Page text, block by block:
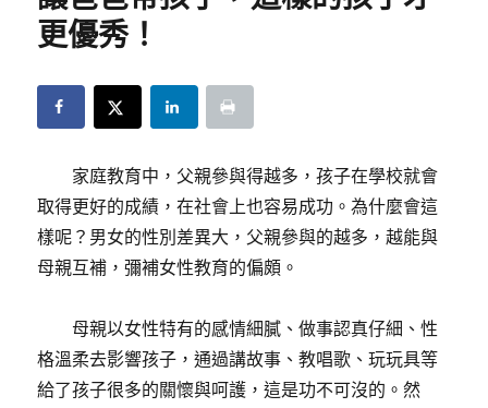
更優秀！
家庭教育中，父親參與得越多，孩子在學校就會
取得更好的成績，在社會上也容易成功。為什麼會這
樣呢？男女的性別差異大，父親參與的越多，越能與
母親互補，彌補女性教育的偏頗。
母親以女性特有的感情細膩、做事認真仔細、性
格溫柔去影響孩子，通過講故事、教唱歌、玩玩具等
給了孩子很多的關懷與呵護，這是功不可沒的。然